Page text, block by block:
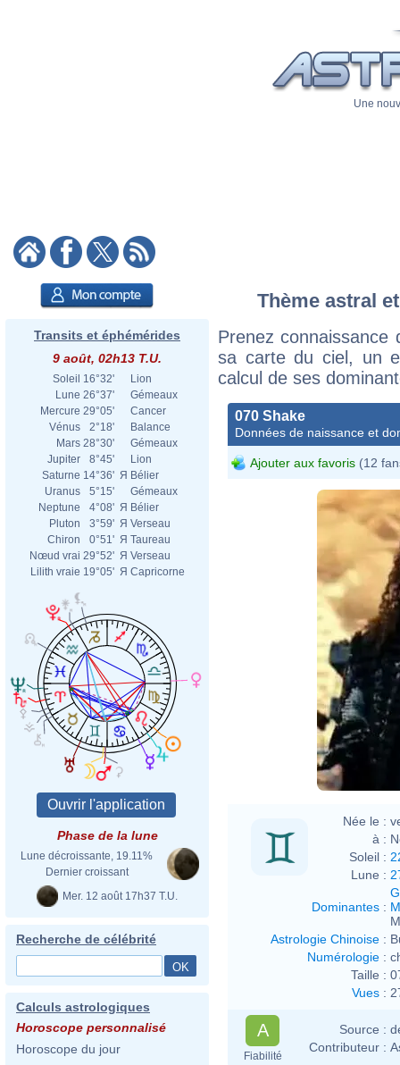
Une
Transits et éphémérides
9 août, 02h13 T.U.
Soleil 16°32'
Lion
Lune 26°37'
Gémeaux
Mercure 29°05'
Cancer
Vénus
2°18'
Balance
Mars 28°30'
Gémeaux
Jupiter
8°45'
Lion
Saturne 14°36' Я Bélier
Uranus
5°15'
Gémeaux
Neptune
4°08' Я Bélier
Pluton
3°59' Я Verseau
Chiron
0°51' Я Taureau
Nœud vrai 29°52' Я Verseau
Lilith vraie 19°05' Я Capricorne
Phase de la lune
Lune décroissante, 19.11%
Dernier croissant
Mer. 12 août 17h37 T.U.
Recherche de célébrité
Calculs astrologiques
Horoscope personnalisé
Horoscope du jour
Thème astral
Prenez
sa carte du ciel, un
calcul de ses
070 Shake
Données de naissance et
Ajouter aux favoris (12
Née le :
à :
Soleil :
Lune :
Dominantes :
Astrologie Chinoise :
Numérologie :
Taille :
Vues :
A
Fiabilité
Source :
Contributeur :